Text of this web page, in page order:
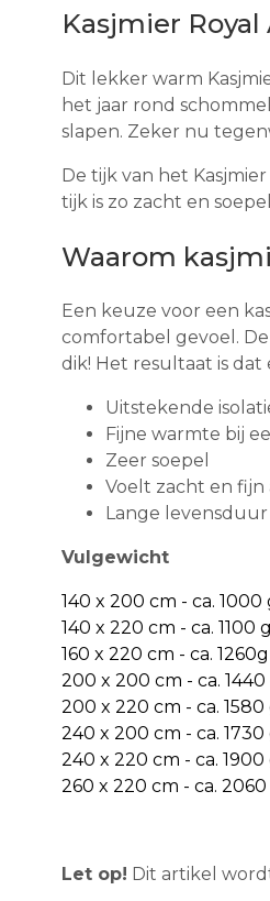
Kasjmier
Dit lekker warm
het jaar rond
slapen. Zeker nu
De tijk van het
tijk is zo zacht en
Waarom
Een keuze voor een
comfortabel gevoel.
dik! Het resultaat is
Uitstekende
Fijne warmte bij
Zeer soepel
Voelt zacht en fijn
Lange levensduur
Vulgewicht
140 x 200 cm - ca. 1000
140 x 220 cm - ca. 1100
160 x 220 cm - ca.
200 x 200 cm - ca.
200 x 220 cm - ca. 1580
240 x 200 cm - ca. 1730
240 x 220 cm - ca. 1900
260 x 220 cm - ca.
Let op! Dit artikel